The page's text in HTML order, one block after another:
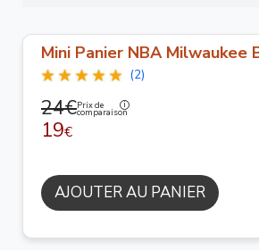
Mini Panier NBA Milwaukee
(2)
24€Prix de
comparaison
19€
AJOUTER AU PANIER